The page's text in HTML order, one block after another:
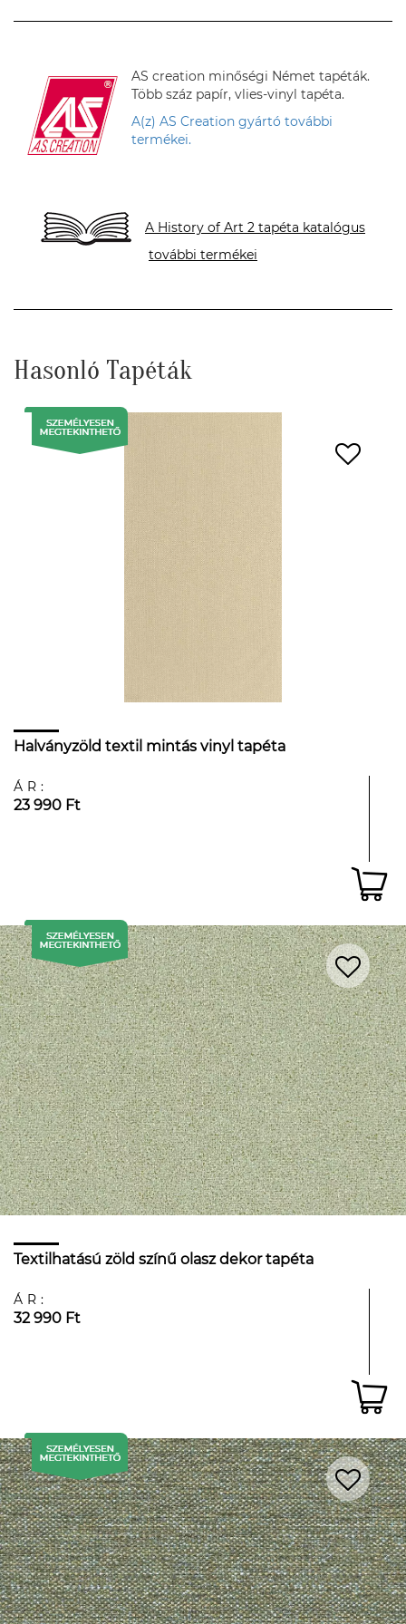
AS creation minőségi Német tapéták.
Több száz papír, vlies-vinyl tapéta.
A(z) AS Creation gyártó további
termékei.
A History of Art 2 tapéta katalógus
további termékei
Hasonló Tapéták
Halványzöld textil mintás vinyl tapéta
ÁR:
23 990 Ft
Textilhatású zöld színű olasz dekor tapéta
ÁR:
32 990 Ft